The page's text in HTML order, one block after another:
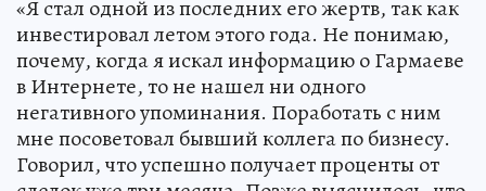
«Я стал одной из последних его жертв, так как
инвестировал летом этого года. Не понимаю,
почему, когда я искал информацию о Гармаеве
в Интернете, то не нашел ни одного
негативного упоминания. Поработать с ним
мне посоветовал бывший коллега по бизнесу.
Говорил, что успешно получает проценты от